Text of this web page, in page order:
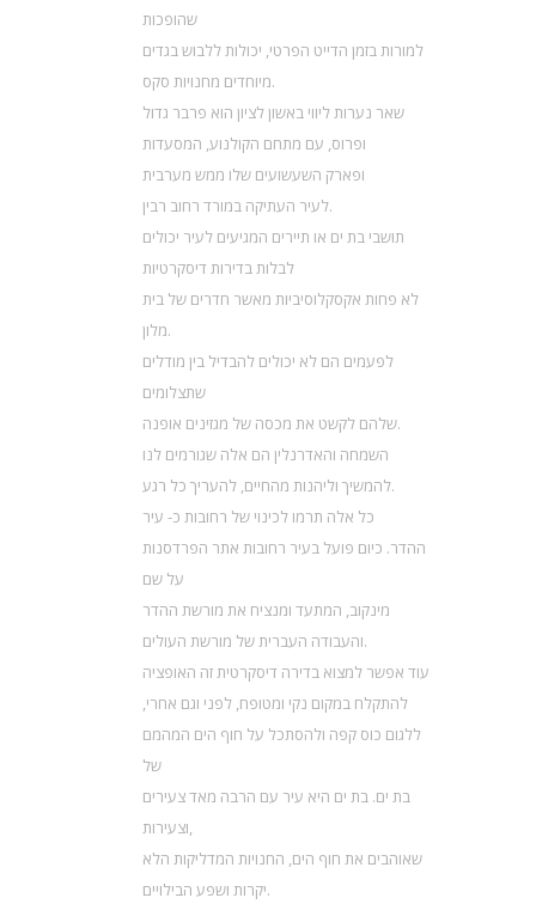
שהופכות
למורות בזמן הדייט הפרטי, יכולות ללבוש בגדים
מיוחדים מחנויות סקס.
שאר נערות ליווי באשון לציון הוא פרבר גדול
ופרוס, עם מתחם הקולנוע, המסעדות
ופארק השעשועים שלו ממש מערבית
לעיר העתיקה במורד רחוב רבין.
תושבי בת ים או תיירים המגיעים לעיר יכולים
לבלות בדירות דיסקרטיות
לא פחות אקסקלוסיביות מאשר חדרים של בית
מלון.
לפעמים הם לא יכולים להבדיל בין מודלים
שתצלומים
שלהם לקשט את מכסה של מגזינים אופנה.
השמחה והאדרנלין הם אלה שגורמים לנו
להמשיך וליהנות מהחיים, להעריך כל רגע.
כל אלה תרמו לכינוי של רחובות כ- עיר
ההדר. כיום פועל בעיר רחובות אתר הפרדסנות
על שם
מינקוב, המתעד ומנציח את מורשת ההדר
והעבודה העברית של מורשת העולים.
עוד אפשר למצוא בדירה דיסקרטית זה האופציה
להתקלח במקום נקי ומטופח, לפני וגם אחרי,
ללגום כוס קפה ולהסתכל על חוף הים המהמם
של
בת ים. בת ים היא עיר עם הרבה מאד צעירים
שאוהבים את חוף הים, החנויות המדליקות הלא
יקרות ושפע הבילויים.